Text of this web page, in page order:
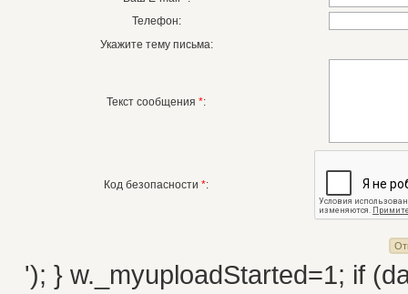
Телефон:
Укажите тему письма:
Текст сообщения *:
Код безопасности *:
'); } w._myuploadStarted=1; if